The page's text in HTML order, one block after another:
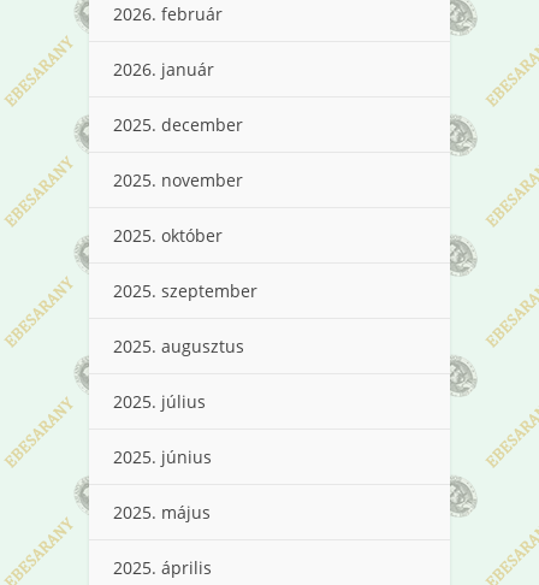
2026. február
2026. január
2025. december
2025. november
2025. október
2025. szeptember
2025. augusztus
2025. július
2025. június
2025. május
2025. április